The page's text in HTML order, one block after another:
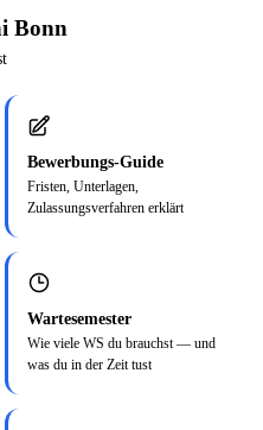
Bonn
Bewerbungs-Guide
Fristen, Unterlagen,
Zulassungsverfahren erklärt
Wartesemester
Wie viele WS du brauchst — und
was du in der Zeit tust